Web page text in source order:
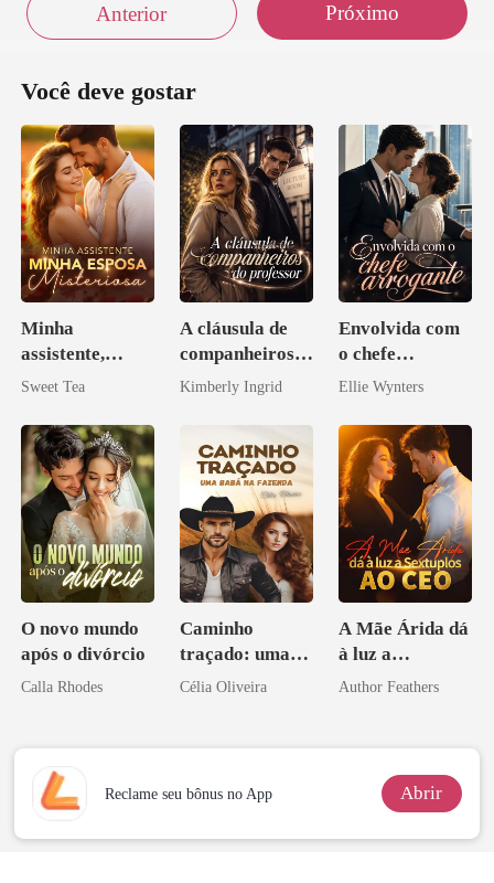
Anterior Próximo
Você deve gostar
Minha
assistente,
minha esposa
Sweet Tea
A cláusula de
companheiros
do professor
Kimberly Ingrid
Envolvida com
o chefe
arrogante
Ellie Wynters
O novo mundo
após o divórcio
Calla Rhodes
Caminho
traçado: uma
babá na fazenda
Célia Oliveira
A Mãe Árida dá
à luz a
Sextuplos ao
Author Feathers
Reclame seu bônus no App Abrir